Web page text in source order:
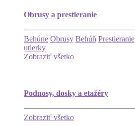
Obrusy a prestieranie
Behúne Obrusy Behúň Prestieranie
utierky
Zobraziť všetko
Podnosy, dosky a etažéry
Zobraziť všetko